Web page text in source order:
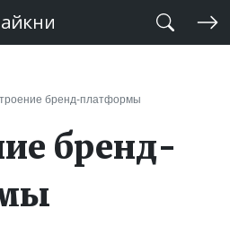
бренд-платформы
бренд-